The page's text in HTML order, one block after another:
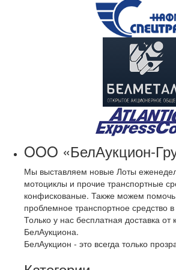
OOO «БелАукцион-
Мы выставляем новые Лоты
мотоциклы и прочие транспортные
конфискованые. Также можем
проблемное транспортное средство
Только у нас бесплатная доставка
БелАукциона.
БелАукцион - это всегда только